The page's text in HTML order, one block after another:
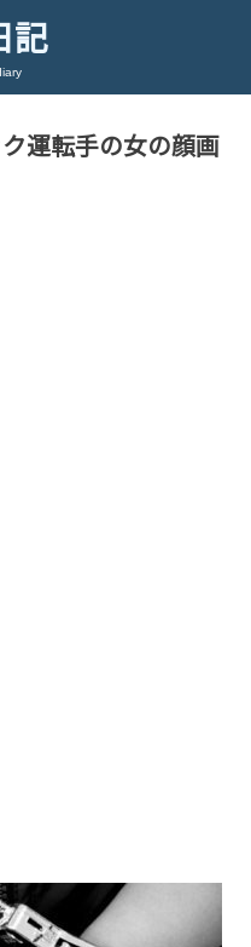
記
運転手の女の顔画